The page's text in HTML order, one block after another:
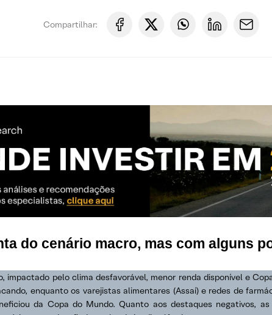
Compartilhar:
do cenário macro, mas com alguns
impactado pelo clima desfavorável, menor renda disponível e
enquanto os varejistas alimentares (Assaí) e redes de
da Copa do Mundo. Quanto aos destaques negativos,